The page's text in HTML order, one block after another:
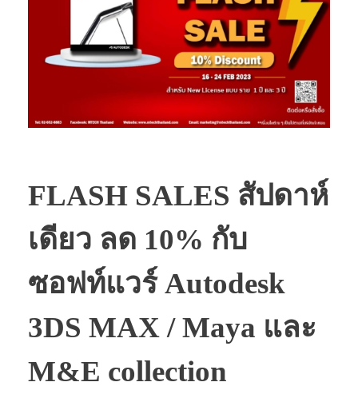
FLASH SALES สัปดาห์
เดียว ลด 10% กับ
ซอฟท์แวร์ Autodesk
3DS MAX / Maya และ
M&E collection